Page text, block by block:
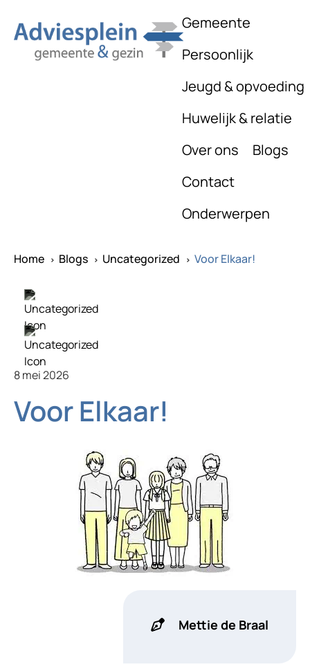
Gemeente
Persoonlijk
Jeugd & opvoeding
Huwelijk & relatie
Over ons
Blogs
Contact
Onderwerpen
Home ^ Blogs ^ Uncategorized ^ Voor Elkaar!
Opvoeden met en voor elkaar
8 mei 2026
Voor Elkaar!
Mettie de Braal